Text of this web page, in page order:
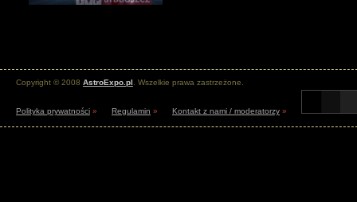
Copyright © 2008 AstroExpo.pl . Wszelkie prawa zastrzeżone.
Polityka prywatności » Regulamin » Kontakt z nami / moderatorzy »